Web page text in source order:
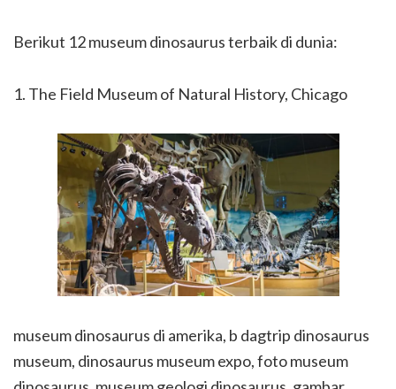
Berikut 12 museum dinosaurus terbaik di dunia:
1. The Field Museum of Natural History, Chicago
museum dinosaurus di amerika, b dagtrip dinosaurus
museum, dinosaurus museum expo, foto museum